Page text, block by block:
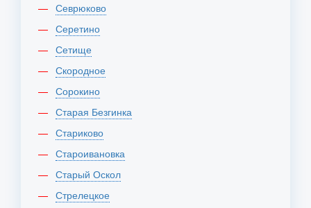
Севрюково
Серетино
Сетище
Скородное
Сорокино
Старая Безгинка
Стариково
Староивановка
Старый Оскол
Стрелецкое